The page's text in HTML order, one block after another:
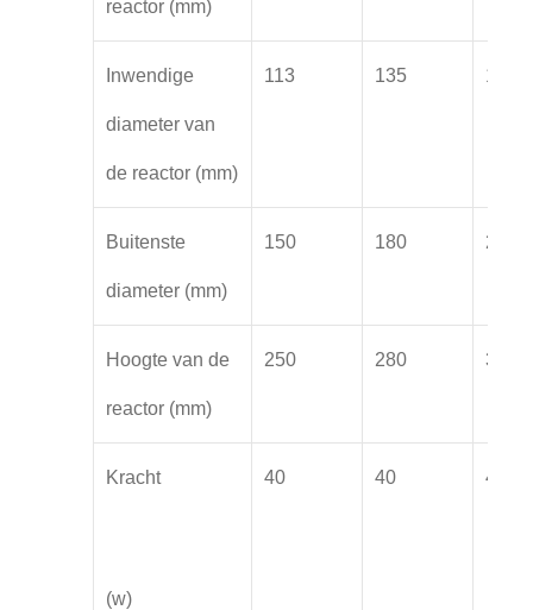
reactor (mm)
Inwendige
diameter van
de reactor (mm)
113 135 150
Buitenste
diameter (mm)
150 180 200
Hoogte van de
reactor (mm)
250 280 300
Kracht
(w)
40 40 40